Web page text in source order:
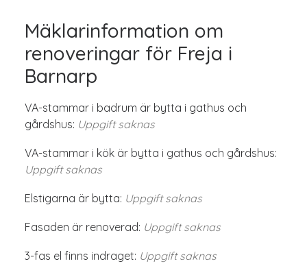
Mäklarinformation om
renoveringar för Freja i
Barnarp
VA-stammar i badrum är bytta i gathus och
gårdshus: Uppgift saknas
VA-stammar i kök är bytta i gathus och gårdshus:
Uppgift saknas
Elstigarna är bytta: Uppgift saknas
Fasaden är renoverad: Uppgift saknas
3-fas el finns indraget: Uppgift saknas